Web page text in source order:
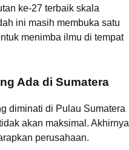
ke-27 terbaik skala
ini masih membuka satu
menimba ilmu di tempat
Ada di Sumatera
diminati di Pulau Sumatera
akan maksimal. Akhirnya
perusahaan.